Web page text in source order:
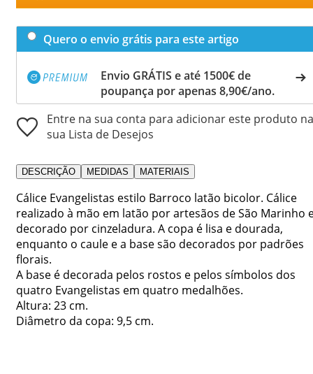
Quero o envio grátis para este artigo
Envio GRÁTIS e até 1500€ de
poupança por apenas 8,90€/ano.
Entre na sua conta para adicionar este produto na
sua Lista de Desejos
DESCRIÇÃO MEDIDAS MATERIAIS
Cálice Evangelistas estilo Barroco latão bicolor. Cálice
realizado à mão em latão por artesãos de São Marinho
decorado por cinzeladura. A copa é lisa e dourada,
enquanto o caule e a base são decorados por padrões
florais.
A base é decorada pelos rostos e pelos símbolos dos
quatro Evangelistas em quatro medalhões.
Altura: 23 cm.
Diâmetro da copa: 9,5 cm.